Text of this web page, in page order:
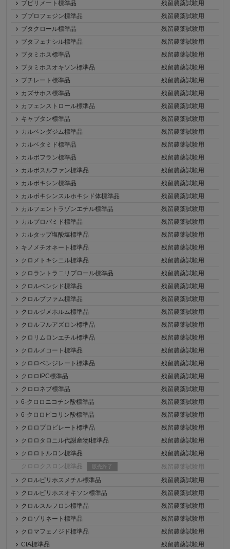
ブピリメート標準品
残留農薬試験用
ブプロフェジン標準品
残留農薬試験用
ブタクロール標準品
残留農薬試験用
ブタフェナシル標準品
残留農薬試験用
ブタミホス標準品
残留農薬試験用
ブタミホスオキソン標準品
残留農薬試験用
ブチレート標準品
残留農薬試験用
カズサホス標準品
残留農薬試験用
カフェンストロール標準品
残留農薬試験用
キャプタン標準品
残留農薬試験用
カルベンダジム標準品
残留農薬試験用
カルベタミド標準品
残留農薬試験用
カルボフラン標準品
残留農薬試験用
カルボスルファン標準品
残留農薬試験用
カルボキシン標準品
残留農薬試験用
カルボキシンスルホキシド体標準品
残留農薬試験用
カルフェントラゾンエチル標準品
残留農薬試験用
カルプロパミド標準品
残留農薬試験用
カルタップ塩酸塩標準品
残留農薬試験用
キノメチオネート標準品
残留農薬試験用
クロメトキシニル標準品
残留農薬試験用
クロラントラニリプロール標準品
残留農薬試験用
クロルベンシド標準品
残留農薬試験用
クロルブファム標準品
残留農薬試験用
クロルジメホルム標準品
残留農薬試験用
クロルフルアズロン標準品
残留農薬試験用
クロリムロンエチル標準品
残留農薬試験用
クロルメコート標準品
残留農薬試験用
クロロベンジレート標準品
残留農薬試験用
クロロIPC標準品
残留農薬試験用
クロロネブ標準品
残留農薬試験用
6-クロロニコチン酸標準品
残留農薬試験用
6-クロロピコリン酸標準品
残留農薬試験用
クロロプロピレート標準品
残留農薬試験用
クロロタロニル代謝産物I標準品
残留農薬試験用
クロロトルロン標準品
残留農薬試験用
クロロクスロン標準品
販売終了
残留農薬試験用
クロルピリホスメチル標準品
残留農薬試験用
クロルピリホスオキソン標準品
残留農薬試験用
クロルスルフロン標準品
残留農薬試験用
クロゾリネート標準品
残留農薬試験用
クロマフェノジド標準品
残留農薬試験用
CIA標準品
残留農薬試験用